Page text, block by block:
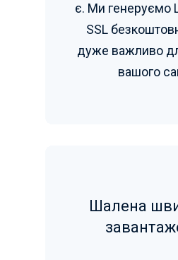
є. Ми генеруємо
SSL
дуже важливо
вашого
Шалена